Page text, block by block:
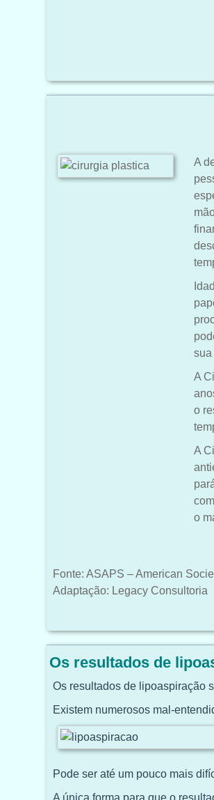
A
sua
A
o
A
o
Fonte: ASAPS – American
Adaptação: Legacy Consultoria
Os resultados de
Os resultados de lipoaspiração
Existem numerosos mal-
Pode ser até um pouco mais
A única forma para que o